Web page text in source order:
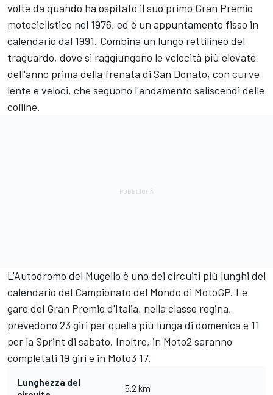
volte da quando ha ospitato il suo primo Gran Premio
motociclistico nel 1976, ed è un appuntamento fisso in
calendario dal 1991. Combina un lungo rettilineo del
traguardo, dove si raggiungono le velocità più elevate
dell'anno prima della frenata di San Donato, con curve
lente e veloci, che seguono l'andamento saliscendi delle
colline.
L'Autodromo del Mugello è uno dei circuiti più lunghi del
calendario del Campionato del Mondo di MotoGP. Le
gare del Gran Premio d'Italia, nella classe regina,
prevedono 23 giri per quella più lunga di domenica e 11
per la Sprint di sabato. Inoltre, in Moto2 saranno
completati 19 giri e in Moto3 17.
Lunghezza del
5.2 km